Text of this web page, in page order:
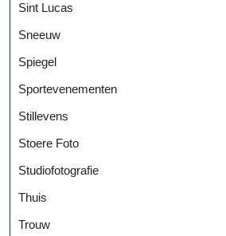
Sint Lucas
Sneeuw
Spiegel
Sportevenementen
Stillevens
Stoere Foto
Studiofotografie
Thuis
Trouw